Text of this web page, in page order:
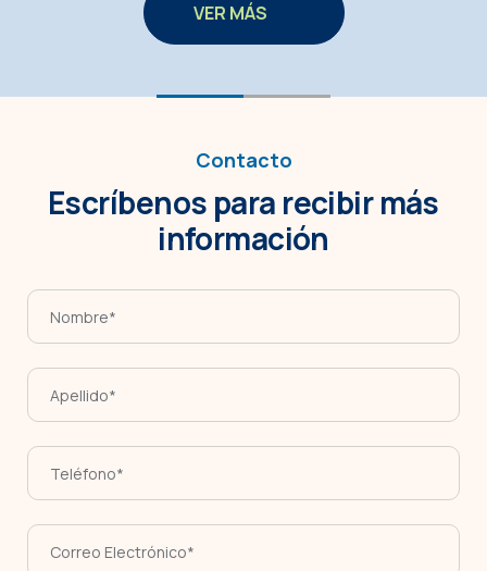
VER MÁS
Contacto
Escríbenos para recibir más
información